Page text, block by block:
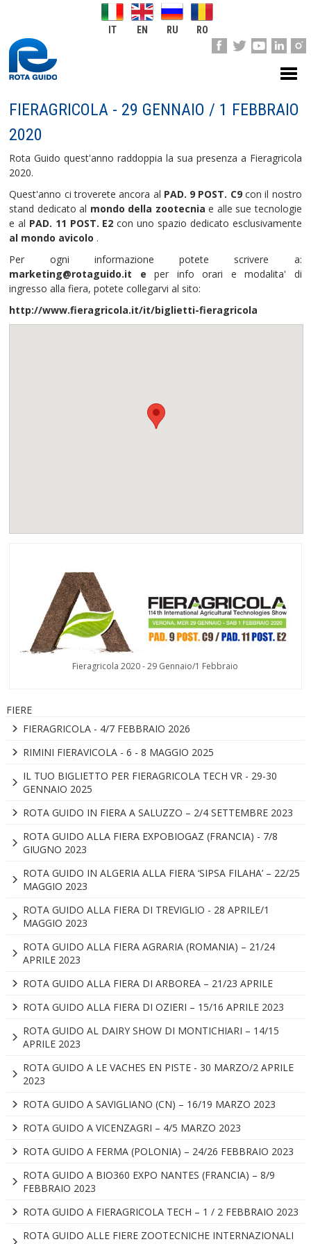
IT EN RU RO
FIERAGRICOLA - 29 GENNAIO / 1 FEBBRAIO
2020
Rota Guido quest'anno raddoppia la sua presenza a Fieragricola
2020.
Quest'anno ci troverete ancora al PAD. 9 POST. C9con il nostro
stand dedicato al mondo della zootecnia e alle sue tecnologie
e al PAD. 11 POST. E2 con uno spazio dedicato esclusivamente
al mondo avicolo .
Per ogni informazione potete scrivere a:
marketing@rotaguido.it eper info orari e modalita' di
ingresso alla fiera, potete collegarvi al sito:
http://www.fieragricola.it/it/biglietti-fieragricola
Fieragricola 2020 - 29 Gennaio/1 Febbraio
FIERE
FIERAGRICOLA - 4/7 FEBBRAIO 2026
RIMINI FIERAVICOLA - 6 - 8 MAGGIO 2025
IL TUO BIGLIETTO PER FIERAGRICOLA TECH VR - 29-30
GENNAIO 2025
ROTA GUIDO IN FIERA A SALUZZO – 2/4 SETTEMBRE 2023
ROTA GUIDO ALLA FIERA EXPOBIOGAZ (FRANCIA) - 7/8
GIUGNO 2023
ROTA GUIDO IN ALGERIA ALLA FIERA ‘SIPSA FILAHA’ – 22/25
MAGGIO 2023
ROTA GUIDO ALLA FIERA DI TREVIGLIO - 28 APRILE/1
MAGGIO 2023
ROTA GUIDO ALLA FIERA AGRARIA (ROMANIA) – 21/24
APRILE 2023
ROTA GUIDO ALLA FIERA DI ARBOREA – 21/23 APRILE
ROTA GUIDO ALLA FIERA DI OZIERI – 15/16 APRILE 2023
ROTA GUIDO AL DAIRY SHOW DI MONTICHIARI – 14/15
APRILE 2023
ROTA GUIDO A LE VACHES EN PISTE - 30 MARZO/2 APRILE
2023
ROTA GUIDO A SAVIGLIANO (CN) – 16/19 MARZO 2023
ROTA GUIDO A VICENZAGRI – 4/5 MARZO 2023
ROTA GUIDO A FERMA (POLONIA) – 24/26 FEBBRAIO 2023
ROTA GUIDO A BIO360 EXPO NANTES (FRANCIA) – 8/9
FEBBRAIO 2023
ROTA GUIDO A FIERAGRICOLA TECH – 1 / 2 FEBBRAIO 2023
ROTA GUIDO ALLE FIERE ZOOTECNICHE INTERNAZIONALI